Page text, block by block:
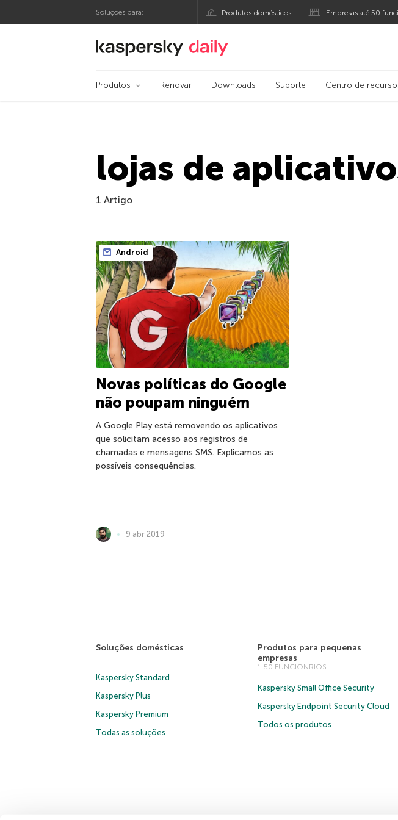
Soluções para: Produtos domésticos Empresas até 50
Blog oficial da Kaspersky
Produtos Renovar Downloads Suporte Centro de
lojas de
1 Artigo
Android
Novas políticas do Google
não poupam ninguém
A Google Play está removendo os aplicativos
que solicitam acesso aos registros de
chamadas e mensagens SMS. Explicamos as
possíveis consequências.
9 abr 2019
Soluções domésticas
Kaspersky Standard
Kaspersky Plus
Kaspersky Premium
Todas as soluções
Produtos para pequenas
empresas
1-50 FUNCIONRIOS
Kaspersky Small Office Security
Kaspersky Endpoint Security Cloud
Todos os produtos